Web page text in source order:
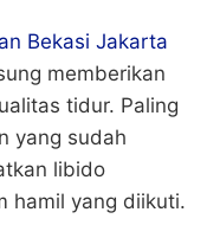
Bekasi Jakarta
memberikan
tidur. Paling
yang sudah
libido
hamil yang diikuti.